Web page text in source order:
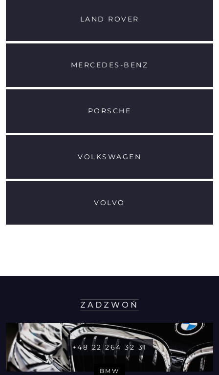
LAND ROVER
MERCEDES-BENZ
PORSCHE
VOLKSWAGEN
VOLVO
ZADZWOŃ
+48 22 264 32 31
BMW